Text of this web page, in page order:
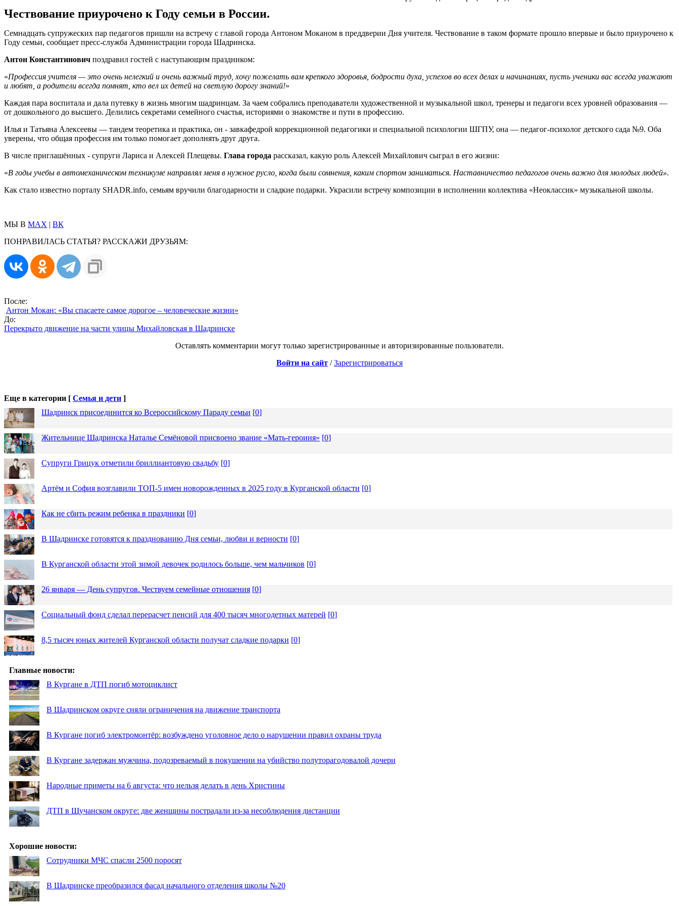
Чествование приурочено к Году семьи в России.
Семнадцать супружеских пар педагогов пришли на встречу с главой города Антоном Моканом в преддверии Дня учителя. Чествование в таком формате прошло впервые и было приурочено к
Году семьи, сообщает пресс-служба Администрации города Шадринска.
Антон Константинович поздравил гостей с наступающим праздником:
«Профессия учителя — это очень нелегкий и очень важный труд, хочу пожелать вам крепкого здоровья, бодрости духа, успехов во всех делах и начинаниях, пусть ученики вас всегда уважают
и любят, а родители всегда помнят, кто вел их детей на светлую дорогу знаний!»
Каждая пара воспитала и дала путевку в жизнь многим шадринцам. За чаем собрались преподаватели художественной и музыкальной школ, тренеры и педагоги всех уровней образования —
от дошкольного до высшего. Делились секретами семейного счастья, историями о знакомстве и пути в профессию.
Илья и Татьяна Алексеевы — тандем теоретика и практика, он - завкафедрой коррекционной педагогики и специальной психологии ШГПУ, она — педагог-психолог детского сада №9. Оба
уверены, что общая профессия им только помогает дополнять друг друга.
В числе приглашённых - супруги Лариса и Алексей Плещевы. Глава города рассказал, какую роль Алексей Михайлович сыграл в его жизни:
«В годы учебы в автомеханическом техникуме направлял меня в нужное русло, когда были сомнения, каким спортом заниматься. Наставничество педагогов очень важно для молодых людей».
Как стало известно порталу SHADR.info, семьям вручили благодарности и сладкие подарки. Украсили встречу композиции в исполнении коллектива «Неоклассик» музыкальной школы.
МЫ В MAX | ВК
ПОНРАВИЛАСЬ СТАТЬЯ? РАССКАЖИ ДРУЗЬЯМ:
После:
Антон Мокан: «Вы спасаете самое дорогое – человеческие жизни»
До:
Перекрыто движение на части улицы Михайловская в Шадринске
Оставлять комментарии могут только зарегистрированные и авторизированные пользователи.
Войти на сайт /Зарегистрироваться
Еще в категории [ Семья и дети ]
Шадринск присоединится ко Всероссийскому Параду семьи [0]
Жительнице Шадринска Наталье Семёновой присвоено звание «Мать-героиня» [0]
Супруги Грицук отметили бриллиантовую свадьбу [0]
Артём и София возглавили ТОП-5 имен новорожденных в 2025 году в Курганской области [0]
Как не сбить режим ребенка в праздники [0]
В Шадринске готовятся к празднованию Дня семьи, любви и верности [0]
В Курганской области этой зимой девочек родилось больше, чем мальчиков [0]
26 января — День супругов. Чествуем семейные отношения [0]
Социальный фонд сделал перерасчет пенсий для 400 тысяч многодетных матерей [0]
8,5 тысяч юных жителей Курганской области получат сладкие подарки [0]
Главные новости:
В Кургане в ДТП погиб мотоциклист
В Шадринском округе сняли ограничения на движение транспорта
В Кургане погиб электромонтёр: возбуждено уголовное дело о нарушении правил охраны труда
В Кургане задержан мужчина, подозреваемый в покушении на убийство полуторагодовалой дочери
Народные приметы на 6 августа: что нельзя делать в день Христины
ДТП в Щучанском округе: две женщины пострадали из-за несоблюдения дистанции
Хорошие новости:
Сотрудники МЧС спасли 2500 поросят
В Шадринске преобразился фасад начального отделения школы №20